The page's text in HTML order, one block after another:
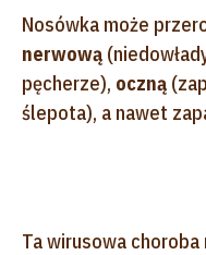
Nosówka może
nerwową
pęcherze), oczną
ślepota), a nawet
Ta wirusowa